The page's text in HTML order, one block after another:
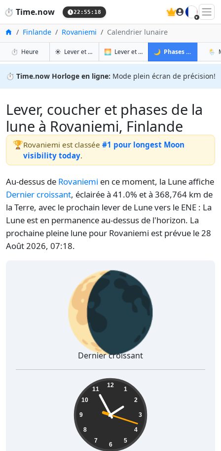
⏱️ Time.now 22:55:19 🇫🇷
Accueil
Finlande Rovaniemi Calendrier lunaire
⏱️ Heureà Rovaniemi
☀️ Lever et coucher du soleil à Rovaniemi
🌅 Lever et coucher du soleil demain à
🌙 Phases de la Lune 🌦️
⏱️ Time.now Horloge en ligne: Mode plein écran de précision!
Lever, coucher et phases de la
lune à Rovaniemi, Finlande
🏆Rovaniemi est classée #1 pour longest Moon
visibility today.
Au-dessus de Rovaniemi en ce moment, la Lune affiche
Dernier croissant, éclairée à 41.0% et à 368,764 km de
la Terre, avec le prochain lever de Lune vers le ENE : La
Lune est en permanence au-dessus de l'horizon. La
prochaine pleine lune pour Rovaniemi est prévue le 28
Août 2026, 07:18.
🌘
Dernier croissant
12
1
2
3
4
5
6
7
8
9
10
11